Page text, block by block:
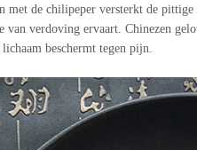
de chilipeper versterkt de pittige
van verdoving ervaart. Chinezen
beschermt tegen pijn.